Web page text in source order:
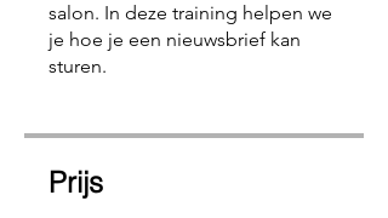
salon. In deze training helpen we
je hoe je een nieuwsbrief kan
sturen.
Prijs